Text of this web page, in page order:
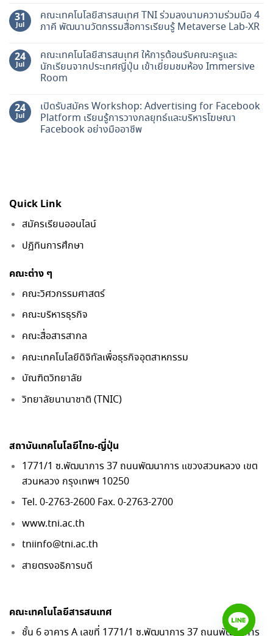
31
Jul
คณะเทคโนโลยีสารสนเทศ TNI ร่วมลงนามความร่วมมือ 4
ภาคี พัฒนานวัตกรรมสื่อการเรียนรู้ Metaverse Lab-XR
24
Jul
คณะเทคโนโลยีสารสนเทศ ให้การต้อนรับคณะครูและ
นักเรียนจากประเทศญี่ปุ่น เข้าเยี่ยมชมห้อง Immersive
Room
24
Jul
เปิดรับสมัคร Workshop: Advertising for Facebook
Platform เรียนรู้การวางกลยุทธ์และบริหารโฆษณา
Facebook อย่างมืออาชีพ
Quick Link
สมัครเรียนออนไลน์
ปฏิทินการศึกษา
คณะต่าง ๆ
คณะวิศวกรรมศาสตร์
คณะบริหารธุรกิจ
คณะสื่อสารสากล
คณะเทคโนโลยีดิจิทัลเพื่อธุรกิจอุตสาหกรรม
บัณฑิตวิทยาลัย
วิทยาลัยนานาชาติ (TNIC)
สถาบันเทคโนโลยีไทย-ญี่ปุ่น
1771/1 ซ.พัฒนาการ 37 ถนนพัฒนาการ แขวงสวนหลวง เขต
สวนหลวง กรุงเทพฯ 10250
Tel. 0-2763-2600 Fax. 0-2763-2700
www.tni.ac.th
tniinfo@tni.ac.th
สายตรงอธิการบดี
คณะเทคโนโลยีสารสนเทศ
ชั้น 6 อาคาร A เลขที่ 1771/1 ซ.พัฒนาการ 37 ถนนพัฒนาการ